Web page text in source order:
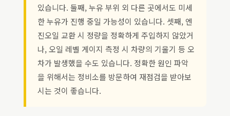
있습니다. 둘째, 누유 부위 외 다른 곳에서도 미세
한 누유가 진행 중일 가능성이 있습니다. 셋째, 엔
진오일 교환 시 정량을 정확하게 주입하지 않았거
나, 오일 레벨 게이지 측정 시 차량의 기울기 등 오
차가 발생했을 수도 있습니다. 정확한 원인 파악
을 위해서는 정비소를 방문하여 재점검을 받아보
시는 것이 좋습니다.